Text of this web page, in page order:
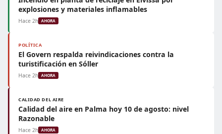
explosiones y materiales inflamables
Hace 2h AHORA
POLÍTICA
El Govern respalda reivindicaciones contra la
turistificación en Sóller
Hace 2h AHORA
CALIDAD DEL AIRE
Calidad del aire en Palma hoy 10 de agosto: nivel
Razonable
Hace 2h AHORA